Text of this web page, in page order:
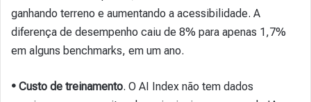
ganhando terreno e aumentando a acessibilidade. A
diferença de desempenho caiu de 8% para apenas 1,7%
em alguns benchmarks, em um ano.
• Custo de treinamento. O AI Index não tem dados